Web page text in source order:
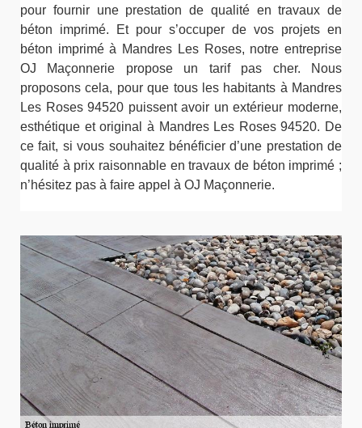
pour fournir une prestation de qualité en travaux de
béton imprimé. Et pour s’occuper de vos projets en
béton imprimé à Mandres Les Roses, notre entreprise
OJ Maçonnerie propose un tarif pas cher. Nous
proposons cela, pour que tous les habitants à Mandres
Les Roses 94520 puissent avoir un extérieur moderne,
esthétique et original à Mandres Les Roses 94520. De
ce fait, si vous souhaitez bénéficier d’une prestation de
qualité à prix raisonnable en travaux de béton imprimé ;
n’hésitez pas à faire appel à OJ Maçonnerie.